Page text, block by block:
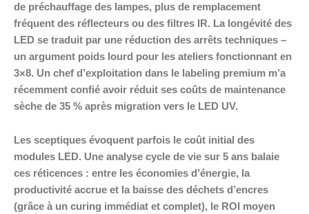
de préchauffage des lampes, plus de remplacement
fréquent des réflecteurs ou des filtres IR. La longévité des
LED se traduit par une réduction des arrêts techniques –
un argument poids lourd pour les ateliers fonctionnant en
3×8. Un chef d’exploitation dans le labeling premium m’a
récemment confié avoir réduit ses coûts de maintenance
sèche de 35 % après migration vers le LED UV.
Les sceptiques évoquent parfois le coût initial des
modules LED. Une analyse cycle de vie sur 5 ans balaie
ces réticences : entre les économies d’énergie, la
productivité accrue et la baisse des déchets d’encres
(grâce à un curing immédiat et complet), le ROI moyen